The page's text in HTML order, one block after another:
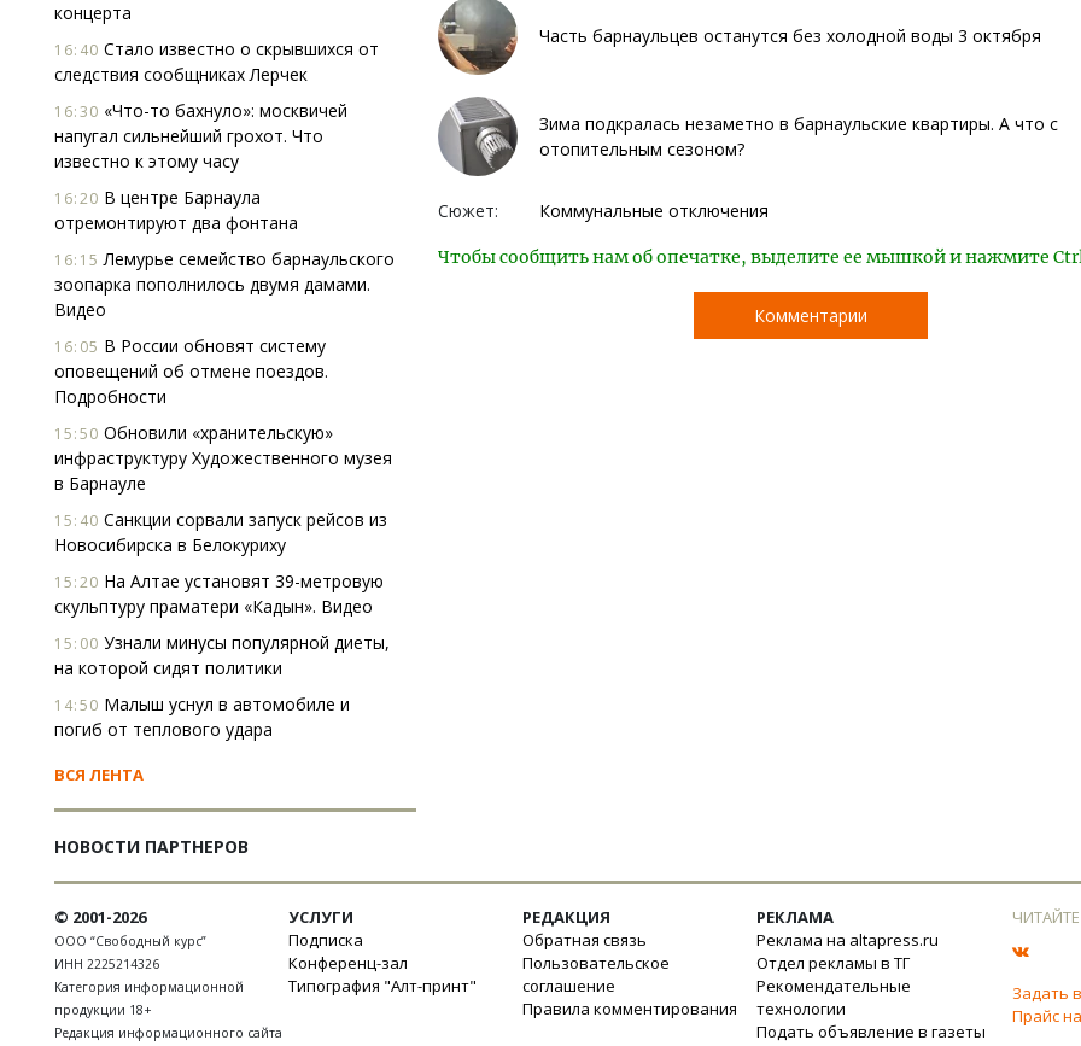
концерта
16:40 Стало известно о скрывшихся от
следствия сообщниках Лерчек
16:30 «Что-то бахнуло»: москвичей
напугал сильнейший грохот. Что
известно к этому часу
16:20 В центре Барнаула
отремонтируют два фонтана
16:15 Лемурье семейство барнаульского
зоопарка пополнилось двумя дамами.
Видео
16:05 В России обновят систему
оповещений об отмене поездов.
Подробности
15:50 Обновили «хранительскую»
инфраструктуру Художественного музея
в Барнауле
15:40 Санкции сорвали запуск рейсов из
Новосибирска в Белокуриху
15:20 На Алтае установят 39-метровую
скульптуру праматери «Кадын». Видео
15:00 Узнали минусы популярной диеты,
на которой сидят политики
14:50 Малыш уснул в автомобиле и
погиб от теплового удара
ВСЯ ЛЕНТА
НОВОСТИ ПАРТНЕРОВ
Часть барнаульцев останутся без холодной воды 3 октября
Зима подкралась незаметно в барнаульские квартиры. А что с
отопительным сезоном?
Сюжет: Коммунальные отключения
Чтобы сообщить нам об опечатке, выделите ее мышкой и нажмите
Комментарии
© 2001-2026
ООО “Свободный курс”
ИНН 2225214326
Категория информационной
продукции 18+
Редакция информационного сайта
УСЛУГИ
Подписка
Конференц-зал
Типография "Алт-принт"
РЕДАКЦИЯ
Обратная связь
Пользовательское
соглашение
Правила комментирования
РЕКЛАМА
Реклама на altapress.ru
Отдел рекламы в ТГ
Рекомендательные
технологии
Подать объявление в газеты
Задать
Прайс